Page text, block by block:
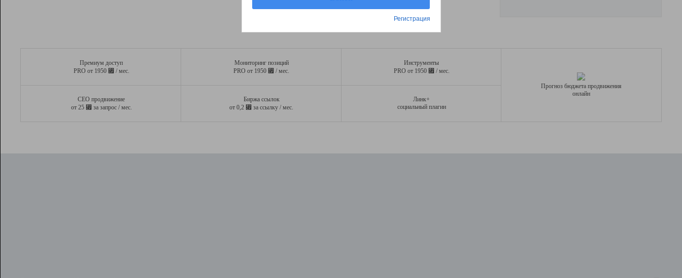
Премиум доступ
PRO от 1950 ⃏ / мес.
Мониторинг позиций
PRO от 1950 ⃏ / мес.
Инструменты
PRO от 1950 ⃏ / мес.
СЕО продвижение
от 25 ⃏ за запрос / мес.
Биржа ссылок
от 0,2 ⃏ за ссылку / мес.
Линк+
социальный плагин
Прогноз бюджета продвижения
онлайн
Регистрация